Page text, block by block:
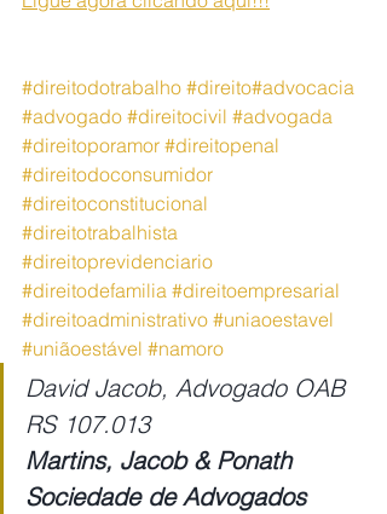
#direitodotrabalho #direito#advocacia
#advogado #direitocivil #advogada
#direitoporamor #direitopenal
#direitodoconsumidor
#direitoconstitucional
#direitotrabalhista
#direitoprevidenciario
#direitodefamilia #direitoempresarial
#direitoadministrativo #uniaoestavel
#uniãoestável #namoro
David Jacob, Advogado OAB
RS 107.013
Martins, Jacob & Ponath
Sociedade de Advogados